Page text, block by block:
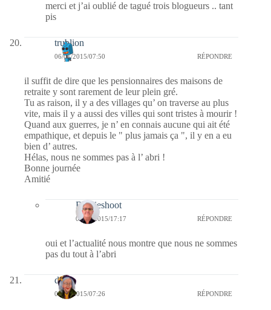
merci et j’ai oublié de tagué trois blogueurs .. tant
pis
trublion
06/01/2015/07:50 RÉPONDRE
il suffit de dire que les pensionnaires des maisons de
retraite y sont rarement de leur plein gré.
Tu as raison, il y a des villages qu’ on traverse au plus
vite, mais il y a aussi des villes qui sont tristes à mourir !
Quand aux guerres, je n’ en connais aucune qui ait été
empathique, et depuis le " plus jamais ça ", il y en a eu
bien d’ autres.
Hélas, nous ne sommes pas à l’ abri !
Bonne journée
Amitié
Bernieshoot
08/01/2015/17:17 RÉPONDRE
oui et l’actualité nous montre que nous ne sommes
pas du tout à l’abri
dom
06/01/2015/07:26 RÉPONDRE